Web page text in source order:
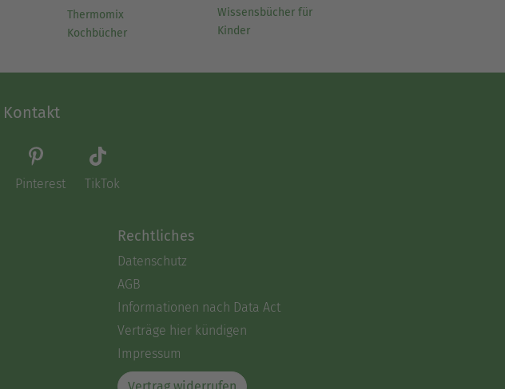
Thermomix
Kochbücher
Wissensbücher für
Kinder
Pinterest TikTok
Rechtliches
Datenschutz
AGB
Informationen nach Data Act
Verträge hier kündigen
Impressum
Vertrag widerrufen